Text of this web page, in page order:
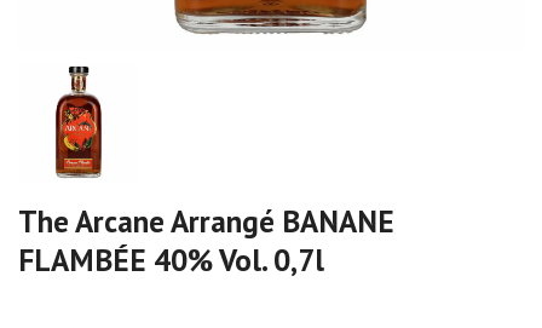
The Arcane Arrangé BANANE
FLAMBÉE 40% Vol. 0,7l